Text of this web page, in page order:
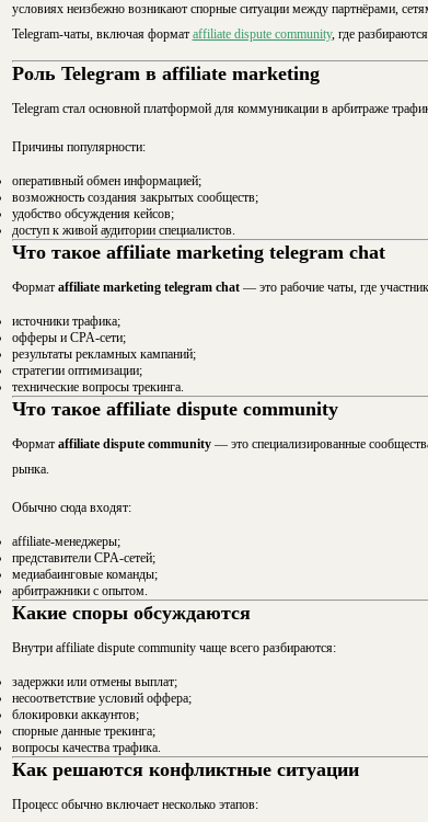
условиях неизбежно возникают спорные ситуации между партнёрами,
Telegram-чаты, включая формат affiliate dispute community, где
Роль Telegram в affiliate marketing
Telegram стал основной платформой для коммуникации в арбитраже
Причины популярности:
оперативный обмен информацией;
возможность создания закрытых сообществ;
удобство обсуждения кейсов;
доступ к живой аудитории специалистов.
Что такое affiliate marketing telegram chat
Формат affiliate marketing telegram chat— это рабочие чаты, где
источники трафика;
офферы и CPA-сети;
результаты рекламных кампаний;
стратегии оптимизации;
технические вопросы трекинга.
Что такое affiliate dispute community
Формат affiliate dispute community— это специализированные
рынка.
Обычно сюда входят:
affiliate-менеджеры;
представители CPA-сетей;
медиабаинговые команды;
арбитражники с опытом.
Какие споры обсуждаются
Внутри affiliate dispute community чаще всего разбираются:
задержки или отмены выплат;
несоответствие условий оффера;
блокировки аккаунтов;
спорные данные трекинга;
вопросы качества трафика.
Как решаются конфликтные ситуации
Процесс обычно включает несколько этапов: